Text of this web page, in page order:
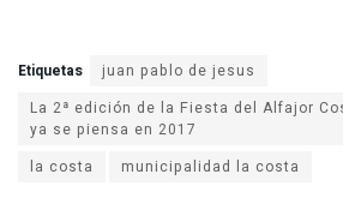
Etiquetas
juan pablo de jesus
La 2ª edición de la Fiesta del Alfajor
ya se piensa en 2017
la costa
municipalidad la costa